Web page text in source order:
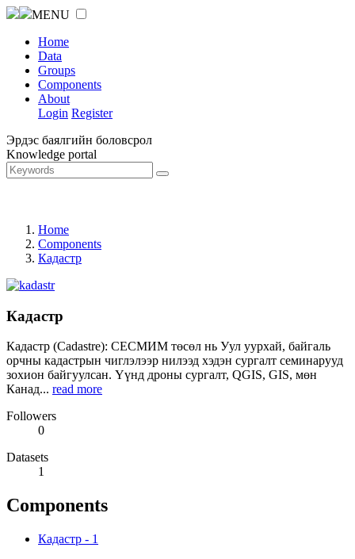
MENU
Home
Data
Groups
Components
About
Login Register
Эрдэс баялгийн боловсрол
Knowledge portal
Home
Components
Кадастр
Кадастр
Кадастр (Cadastre): СЕСМИМ төсөл нь Уул уурхай, байгаль
орчны кадастрын чиглэлээр нилээд хэдэн сургалт семинарууд
зохион байгуулсан. Үүнд дроны сургалт, QGIS, GIS, мөн
Канад... read more
Followers
0
Datasets
1
Components
Кадастр - 1